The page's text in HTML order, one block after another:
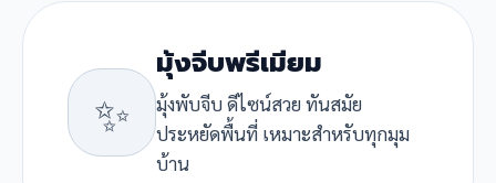
✨
มุ้งจีบพรีเมียม
มุ้งพับจีบ ดีไซน์สวย ทันสมัย
ประหยัดพื้นที่ เหมาะสำหรับทุกมุม
บ้าน